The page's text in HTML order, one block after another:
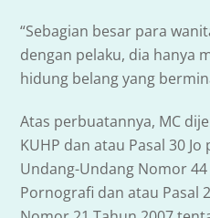
“Sebagian besar para
dengan pelaku, dia hanya
hidung belang yang
Atas perbuatannya, MC
KUHP dan atau Pasal 30
Undang-Undang Nomor
Pornografi dan atau Pasal